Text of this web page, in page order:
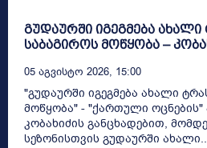
გუდაურში იგეგმება ახალი
საბაგიროს მოწყობა –
05 Აგვისტო 2026, 15:00
"გუდაურში იგეგმება ახალი
მოწყობა" - "ქართული
კობახიძის განცხადებით,
სეზონისთვის გუდაურში